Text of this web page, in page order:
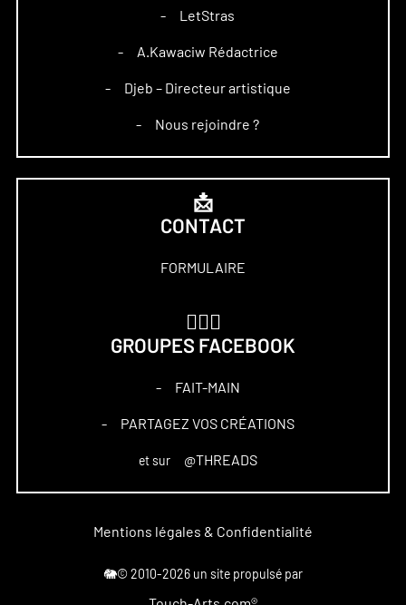
– LetStras
– A.Kawaciw Rédactrice
– Djeb – Directeur artistique
– Nous rejoindre ?
📩
CONTACT
FORMULAIRE
GROUPES FACEBOOK
– FAIT-MAIN
– PARTAGEZ VOS CRÉATIONS
et sur @THREADS
Mentions légales & Confidentialité
🐘© 2010-2026 un site propulsé par